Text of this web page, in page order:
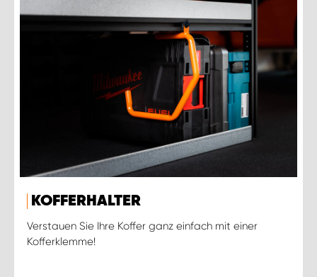
KOFFERHALTER
Verstauen Sie Ihre Koffer ganz einfach mit einer
Kofferklemme!